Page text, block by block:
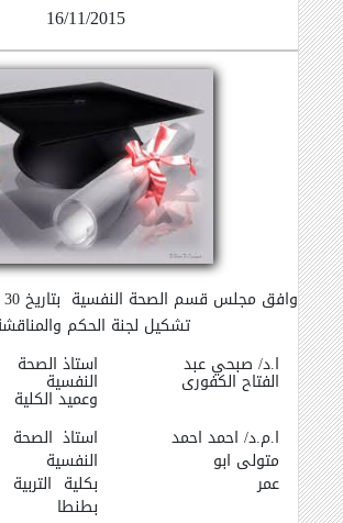
16/11/2015
تشكيل لجنة الحكم
ا.د/ صبحي عبد
الفتاح الكفورى
استاذ الصحة
النفسية
وعميد الكلية
ا.م.د/ احمد احمد
متولى ابو
عمر
استاذ الصحة
النفسية
بكلية التربية
بطنطا